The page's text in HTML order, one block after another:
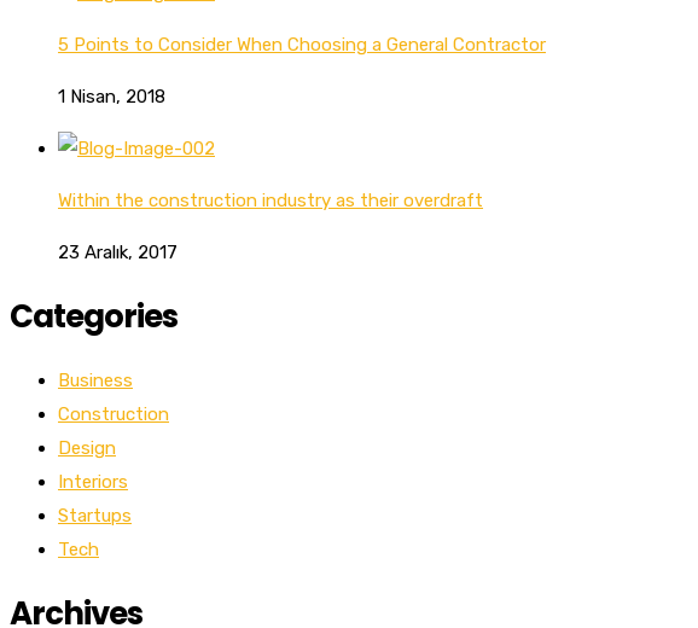
5 Points to Consider When Choosing a General Contractor
1 Nisan, 2018
Within the construction industry as their overdraft
23 Aralık, 2017
Categories
Business
Construction
Design
Interiors
Startups
Tech
Archives